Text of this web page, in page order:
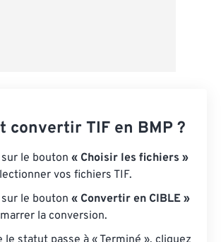
convertir TIF en BMP ?
le bouton « Choisir les fichiers »
vos fichiers TIF.
le bouton « Convertir en CIBLE »
la conversion.